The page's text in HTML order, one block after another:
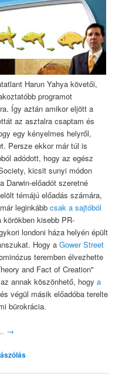
Harun Yahya követői,
programot
Így aztán amikor eljött a
az asztalra csaptam és
egy kényelmes helyről,
Persze ekkor már túl is
adódott, hogy az egész
kicsit sunyi módon
Darwin-előadót szeretné
témájú előadás számára,
leginkábbcsak a sajtóból
kisebb PR-
londoni háza helyén épült
Hogy aGower Street
teremben élvezhette
and Fact of Creation"
annak köszönhető, hogya
és végül másik előadóba terelte
bürokrácia.
→